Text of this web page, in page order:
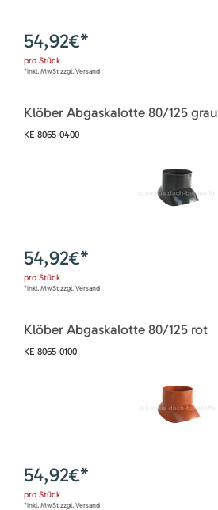
54,92€*
pro Stück
*inkl. MwSt zzgl. Versand
Klöber Abgaskalotte 80/125 grau
KE 8065-0400
54,92€*
pro Stück
*inkl. MwSt zzgl. Versand
Klöber Abgaskalotte 80/125 rot
KE 8065-0100
54,92€*
pro Stück
*inkl. MwSt zzgl. Versand